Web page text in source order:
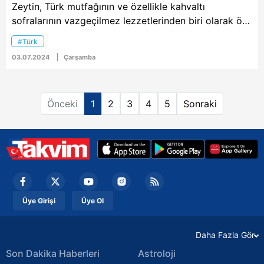
Zeytin, Türk mutfağının ve özellikle kahvaltı
sofralarının vazgeçilmez lezzetlerinden biri olarak ön
plana çıkıyor. Ancak, kaliteli ve lezzetli zeytini
seçmek her zaman kolay olmayabiliyor. Piyasada
birçok satıcı, zeytinlerin daha çekici görünmesi için
organik ve doğal zeytin bulmasını zorlaştırıyor.
#Türk
03.07.2024 Çarşamba
Önceki 1 2 3 4 5 Sonraki
Üye Girişi Üye Ol
Daha Fazla Gör
Son Dakika Haberleri Astroloji